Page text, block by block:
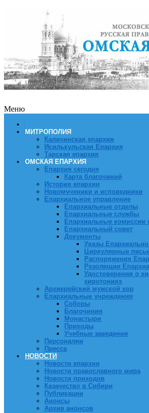
Меню
МИТРОПОЛИЯ
Калачинская епархия
Исилькульская Епархия
Тарская епархия
ОМСКАЯ ЕПАРХИЯ
Епархия сегодня
Карта благочиний
История епархии
Новомученики и исповедники
Епархиальное управление
Епархиальные отделы
Епархиальные службы
Епархиальные комиссии
Епархиальный совет
Документы
Указы
Циркулярные
Распоряжения
Резолюции
Удостоверения о
хиротониях
Архиерейский мужской хор
Епархиальные учреждения
Соборы
Благочиния
Монастыри
Приходы
Учебные заведения
Персоналии
Пресса
НОВОСТИ
Новости епархии
Новости православного мира
Новости приходов
Казачество в Сибири
Публикации
Анонсы
Архив анонсов